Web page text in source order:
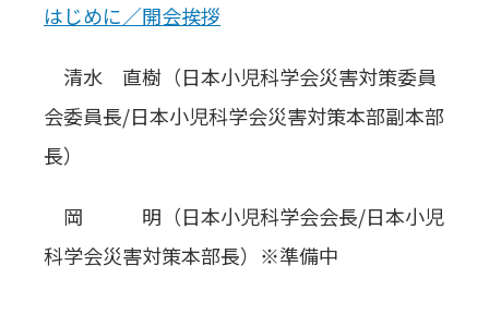
はじめに／開会挨拶
清水 直樹（日本小児科学会災害対策委員
会委員長/日本小児科学会災害対策本部副本部
長）
岡 明（日本小児科学会会長/日本小児
科学会災害対策本部長）※準備中